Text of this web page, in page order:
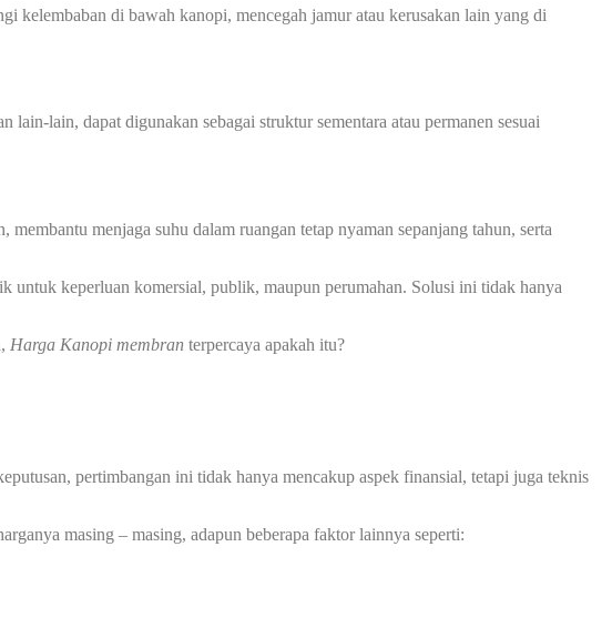
kelembaban di bawah kanopi, mencegah jamur atau kerusakan lain yang di
lain, dapat digunakan sebagai struktur sementara atau permanen sesuai
menjaga suhu dalam ruangan tetap nyaman sepanjang tahun, serta
untuk keperluan komersial, publik, maupun perumahan. Solusi ini tidak hanya
Harga Kanopi membran terpercaya apakah itu?
pertimbangan ini tidak hanya mencakup aspek finansial, tetapi juga teknis
masing – masing, adapun beberapa faktor lainnya seperti: